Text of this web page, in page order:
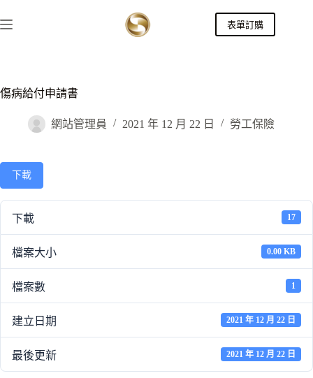
至
容
表單訂購
傷病給付申請書
網站管理員 2021 年 12 月 22 日 勞工保險
下載
下載 17
檔案大小 0.00 KB
檔案數 1
建立日期 2021 年 12 月 22 日
最後更新 2021 年 12 月 22 日